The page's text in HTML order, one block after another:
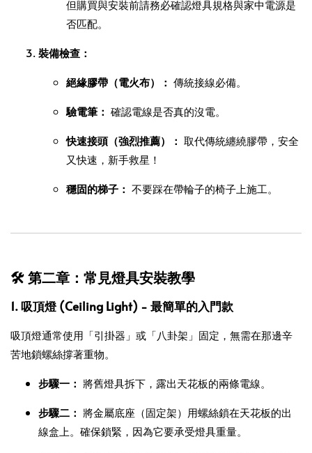
但購買與安裝前請務必確認燈具規格與家中電源是
否匹配。
裝備檢查：
絕緣膠帶（電火布）： 傳統接線必備。
驗電筆： 確認電線是否真的沒電。
快速接頭（強烈推薦）： 取代傳統纏繞膠帶，安全
又快速，新手救星！
穩固的梯子： 不要踩在帶輪子的椅子上施工。
🛠️ 第二章：常見燈具安裝教學
1. 吸頂燈 (Ceiling Light) - 最簡單的入門款
吸頂燈通常使用「引掛器」或「八卦架」固定，無需在那邊辛
苦地鎖螺絲撐著重物。
步驟一： 將舊燈具拆下，露出天花板的兩條電線。
步驟二： 將金屬底座（固定架）用螺絲鎖在天花板的出
線盒上。確保鎖緊，因為它要承受燈具重量。